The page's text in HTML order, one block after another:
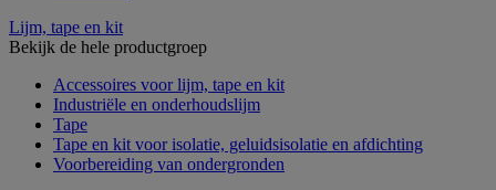
Lijm, tape en kit
Bekijk de hele productgroep
Accessoires voor lijm, tape en kit
Industriële en onderhoudslijm
Tape
Tape en kit voor isolatie, geluidsisolatie en afdichting
Voorbereiding van ondergronden